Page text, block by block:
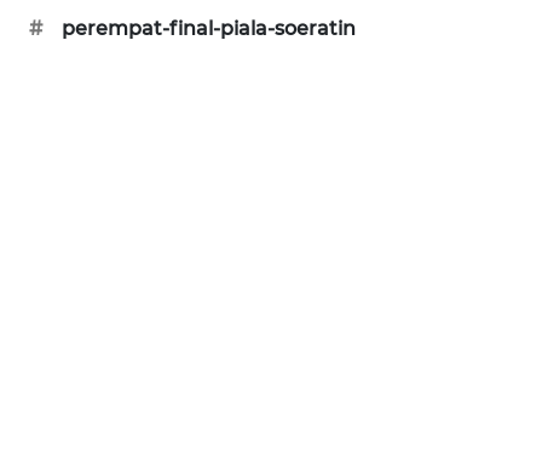
#
perempat-final-piala-soeratin
FISUELRI